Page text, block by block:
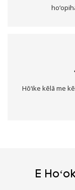
Hōʻike kēlā me
E